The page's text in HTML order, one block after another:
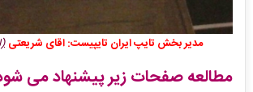
مدیر بخش تایپ ایران تایپیست: اقای شریعتی
مطالعه صفحات زیر پیشنهاد می